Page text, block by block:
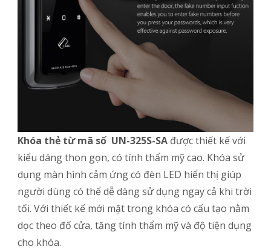
Khóa thẻ từ mã số UN-325S-SAđược thiết kế với
kiểu dáng thon gọn, có tính thẩm mỹ cao. Khóa sử
dụng màn hình cảm ứng có đèn LED hiển thị giúp
người dùng có thể dễ dàng sử dụng ngay cả khi trời
tối. Với thiết kế mới mặt trong khóa có cấu tạo nằm
dọc theo đố cửa, tăng tính thẩm mỹ và độ tiện dụng
cho khóa.